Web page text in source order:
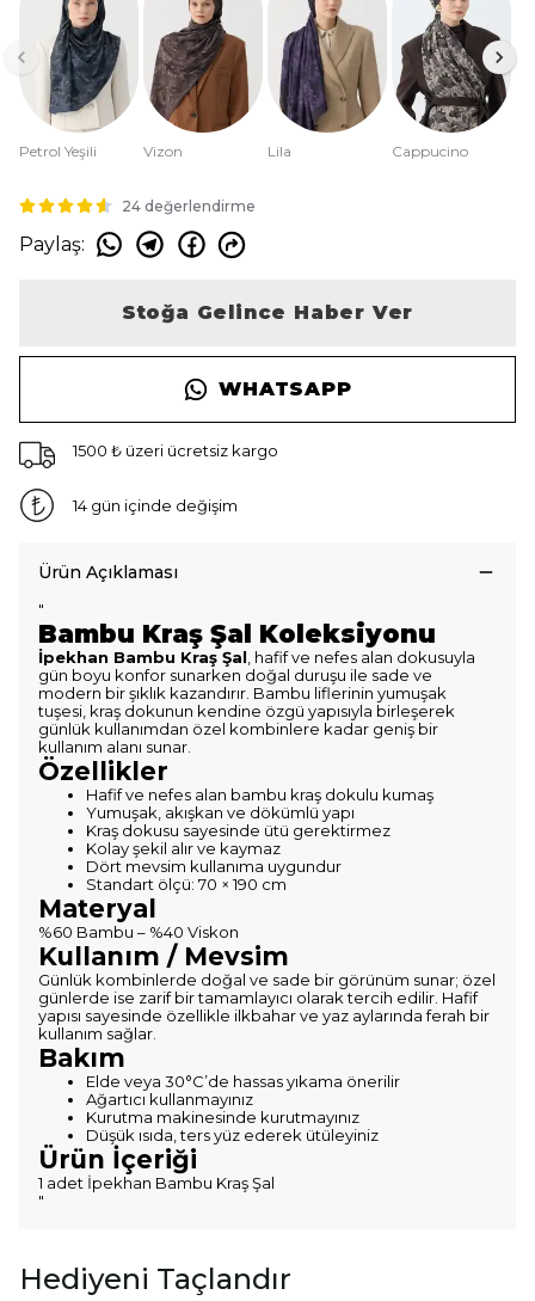
Petrol Yeşili Vizon Lila Cappucino
24 değerlendirme
Paylaş:
Stoğa Gelince Haber Ver
WHATSAPP
1500 ₺ üzeri ücretsiz kargo
14 gün içinde değişim
Ürün Açıklaması
"
Bambu Kraş Şal Koleksiyonu
İpekhan Bambu Kraş Şal , hafif ve nefes alan dokusuyla
gün boyu konfor sunarken doğal duruşu ile sade ve
modern bir şıklık kazandırır. Bambu liflerinin yumuşak
tuşesi, kraş dokunun kendine özgü yapısıyla birleşerek
günlük kullanımdan özel kombinlere kadar geniş bir
kullanım alanı sunar.
Özellikler
Hafif ve nefes alan bambu kraş dokulu kumaş
Yumuşak, akışkan ve dökümlü yapı
Kraş dokusu sayesinde ütü gerektirmez
Kolay şekil alır ve kaymaz
Dört mevsim kullanıma uygundur
Standart ölçü: 70 × 190 cm
Materyal
%60 Bambu – %40 Viskon
Kullanım / Mevsim
Günlük kombinlerde doğal ve sade bir görünüm sunar; özel
günlerde ise zarif bir tamamlayıcı olarak tercih edilir. Hafif
yapısı sayesinde özellikle ilkbahar ve yaz aylarında ferah bir
kullanım sağlar.
Bakım
Elde veya 30°C’de hassas yıkama önerilir
Ağartıcı kullanmayınız
Kurutma makinesinde kurutmayınız
Düşük ısıda, ters yüz ederek ütüleyiniz
Ürün İçeriği
1 adet İpekhan Bambu Kraş Şal
"
Hediyeni Taçlandır